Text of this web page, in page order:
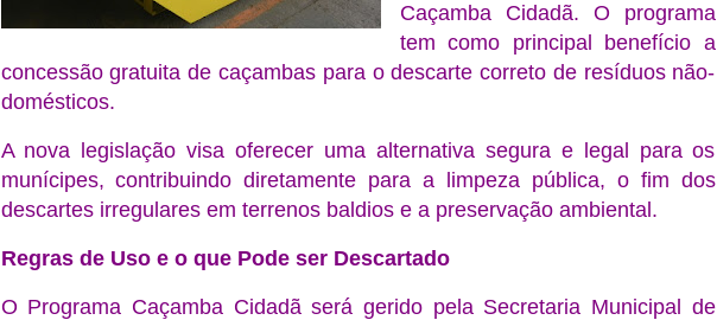
Caçamba Cidadã. O programa
tem como principal benefício a
concessão gratuita de caçambas para o descarte correto de resíduos não-
domésticos.
A nova legislação visa oferecer uma alternativa segura e legal para os
munícipes, contribuindo diretamente para a limpeza pública, o fim dos
descartes irregulares em terrenos baldios e a preservação ambiental.
Regras de Uso e o que Pode ser Descartado
O Programa Caçamba Cidadã será gerido pela Secretaria Municipal de